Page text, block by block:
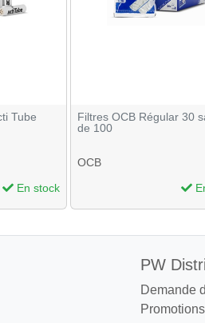
Tube
En stock
Filtres OCB Régular 30
de 100
OCB
PW
Demande
Promotions